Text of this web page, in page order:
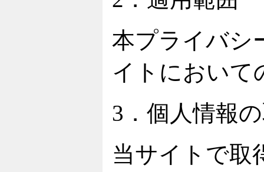
本プライバシ
イトにおいて
3．個人情報
当サイトで取